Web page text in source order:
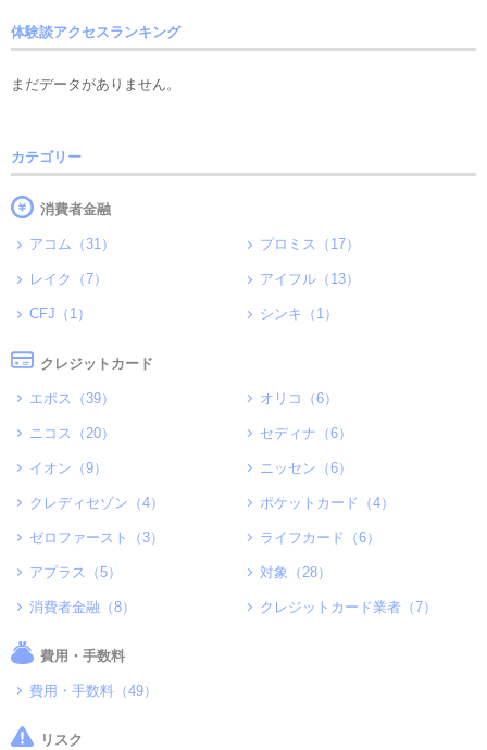
体験談アクセスランキング
まだデータがありません。
カテゴリー
消費者金融
アコム（31） プロミス（17）
レイク（7） アイフル（13）
CFJ（1） シンキ（1）
クレジットカード
エポス（39） オリコ（6）
ニコス（20） セディナ（6）
イオン（9） ニッセン（6）
クレディセゾン（4） ポケットカード（4）
ゼロファースト（3） ライフカード（6）
アプラス（5） 対象（28）
消費者金融（8） クレジットカード業者（7）
費用・手数料
費用・手数料（49）
リスク